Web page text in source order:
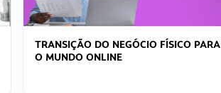
TRANSIÇÃO DO NEGÓCIO FÍSICO PARA
O MUNDO ONLINE